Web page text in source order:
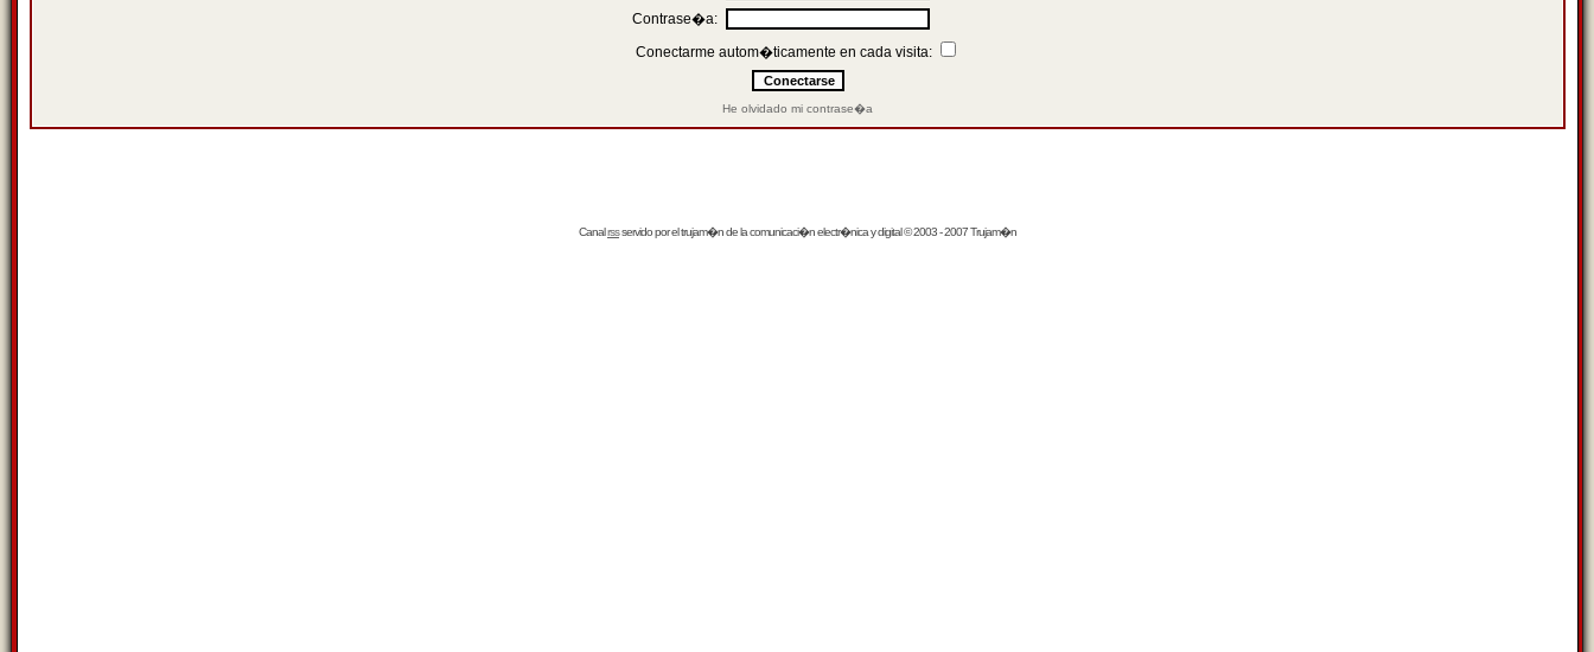
Contrase�a:
Conectarme autom�ticamente en cada visita:
He olvidado mi contrase�a
Canalrssservido por eltrujam�nde la comunicaci�n electr�nica y digital © 2003 - 2007 Trujam�n